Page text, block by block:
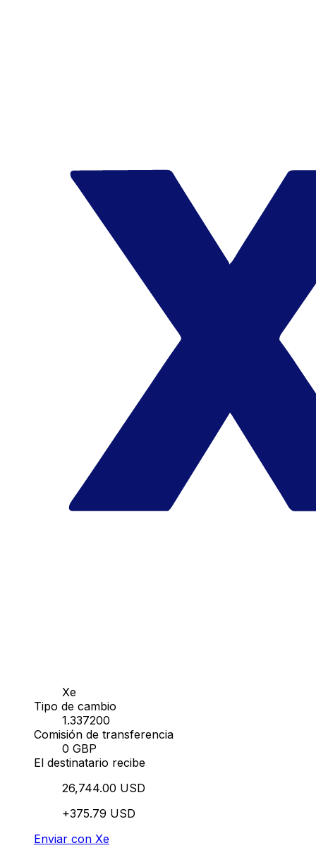
Xe
Tipo de cambio
1.337200
Comisión de transferencia
0 GBP
El destinatario recibe
26,744.00 USD
+375.79 USD
Enviar con Xe